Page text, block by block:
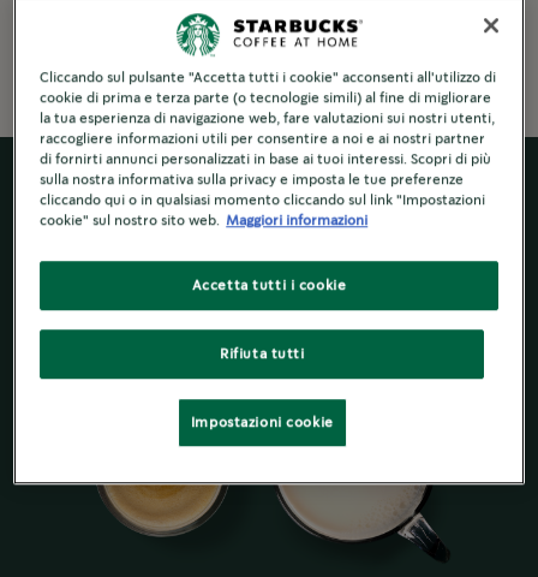
Spezie A base di espresso
Cliccando sul pulsante "Accetta tutti i cookie" acconsenti all'utilizzo di
cookie di prima e terza parte (o tecnologie simili) al fine di migliorare
la tua esperienza di navigazione web, fare valutazioni sui nostri utenti,
raccogliere informazioni utili per consentire a noi e ai nostri partner
di fornirti annunci personalizzati in base ai tuoi interessi. Scopri di più
sulla nostra informativa sulla privacy e imposta le tue preferenze
cliccando qui o in qualsiasi momento cliccando sul link "Impostazioni
cookie" sul nostro sito web.
Maggiori informazioni
Rifiuta tutti
Accetta tutti i cookie
Impostazioni cookie